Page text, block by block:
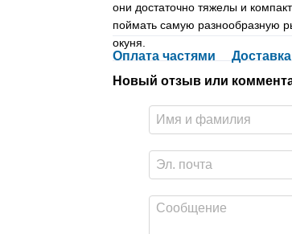
они достаточно тяжелы и
поймать самую разнообразную
окуня.
Оплата частями Доставка
Новый отзыв или